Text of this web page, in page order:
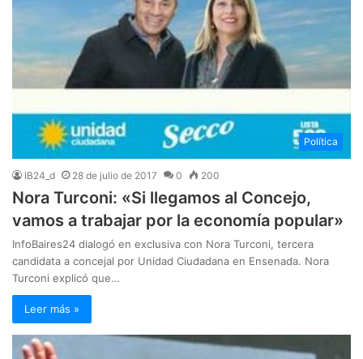
Política
IB24_d 28 de julio de 2017 0 200
Nora Turconi: «Si llegamos al Concejo,
vamos a trabajar por la economía popular»
InfoBaires24 dialogó en exclusiva con Nora Turconi, tercera
candidata a concejal por Unidad Ciudadana en Ensenada. Nora
Turconi explicó que…
Leer más »